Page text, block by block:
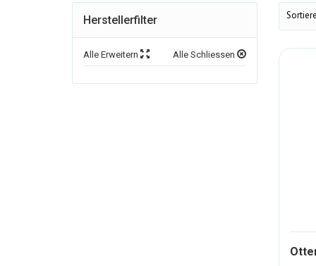
Herstellerfilter
Alle Erweitern Alle Schliessen